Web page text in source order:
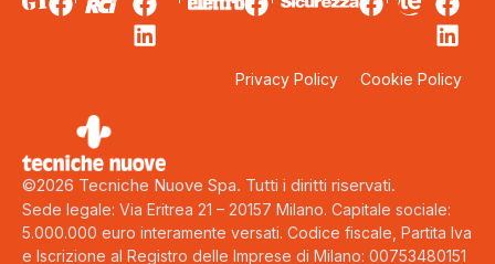
Privacy Policy Cookie Policy
©2026 Tecniche Nuove Spa. Tutti i diritti riservati.
Sede legale: Via Eritrea 21 – 20157 Milano. Capitale sociale:
5.000.000 euro interamente versati. Codice fiscale, Partita Iva
e Iscrizione al Registro delle Imprese di Milano: 00753480151